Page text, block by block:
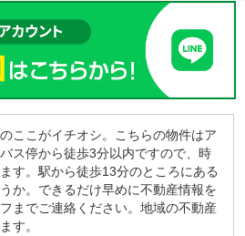
ここがイチオシ。こちらの物件はア
ス停から徒歩3分以内ですので、時
す。駅から徒歩13分のところにある
か。できるだけ早めに不動産情報を
までご連絡ください。地域の不動産
す。